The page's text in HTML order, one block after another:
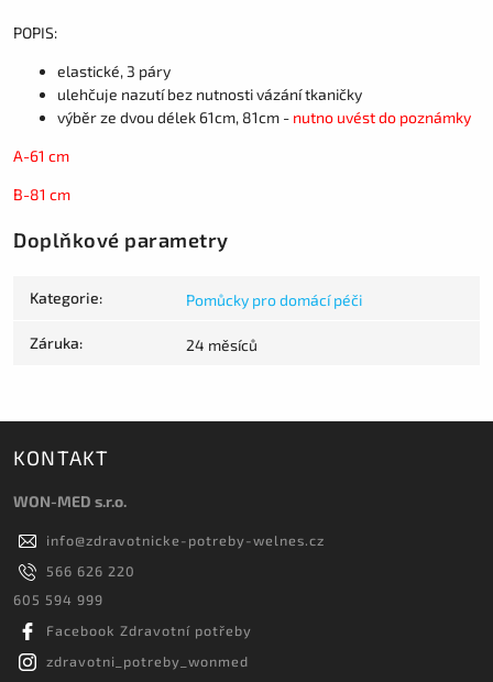
POPIS:
elastické, 3 páry
ulehčuje nazutí bez nutnosti vázání tkaničky
výběr ze dvou délek 61cm, 81cm - nutno uvést do poznámky
A-61 cm
B-81 cm
Doplňkové parametry
Kategorie: Pomůcky pro domácí péči
Záruka: 24 měsíců
KONTAKT
WON-MED s.r.o.
info@zdravotnicke-potreby-welnes.cz
566 626 220
605 594 999
Facebook Zdravotní potřeby
zdravotni_potreby_wonmed